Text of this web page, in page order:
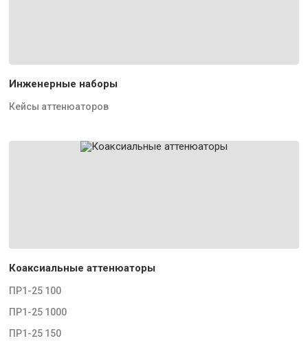
Инженерные наборы
Кейсы аттенюаторов
Коаксиальные аттенюаторы
ПР1-25 100
ПР1-25 1000
ПР1-25 150